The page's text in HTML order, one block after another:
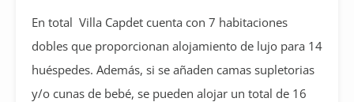
En total Villa Capdet cuenta con 7 habitaciones
dobles que proporcionan alojamiento de lujo para 14
huéspedes. Además, si se añaden camas supletorias
y/o cunas de bebé, se pueden alojar un total de 16